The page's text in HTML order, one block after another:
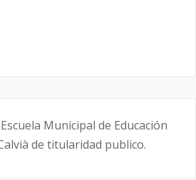
Municipal de Educación
de titularidad publico.